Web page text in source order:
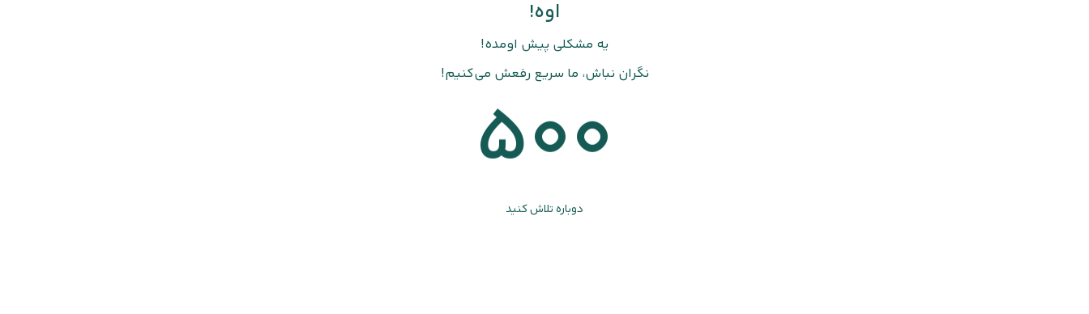
اوه!
یه مشکلی پیش اومده!
نگران نباش، ما سریع رفعش می‌کنیم!
500
دوباره تلاش کنید